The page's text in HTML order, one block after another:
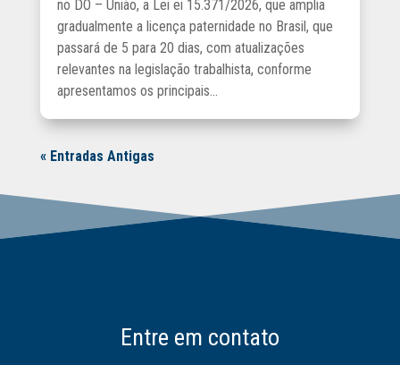
no DO – União, a Lei ei 15.371/2026, que amplia
gradualmente a licença paternidade no Brasil, que
passará de 5 para 20 dias, com atualizações
relevantes na legislação trabalhista, conforme
apresentamos os principais...
« Entradas Antigas
Entre em contato